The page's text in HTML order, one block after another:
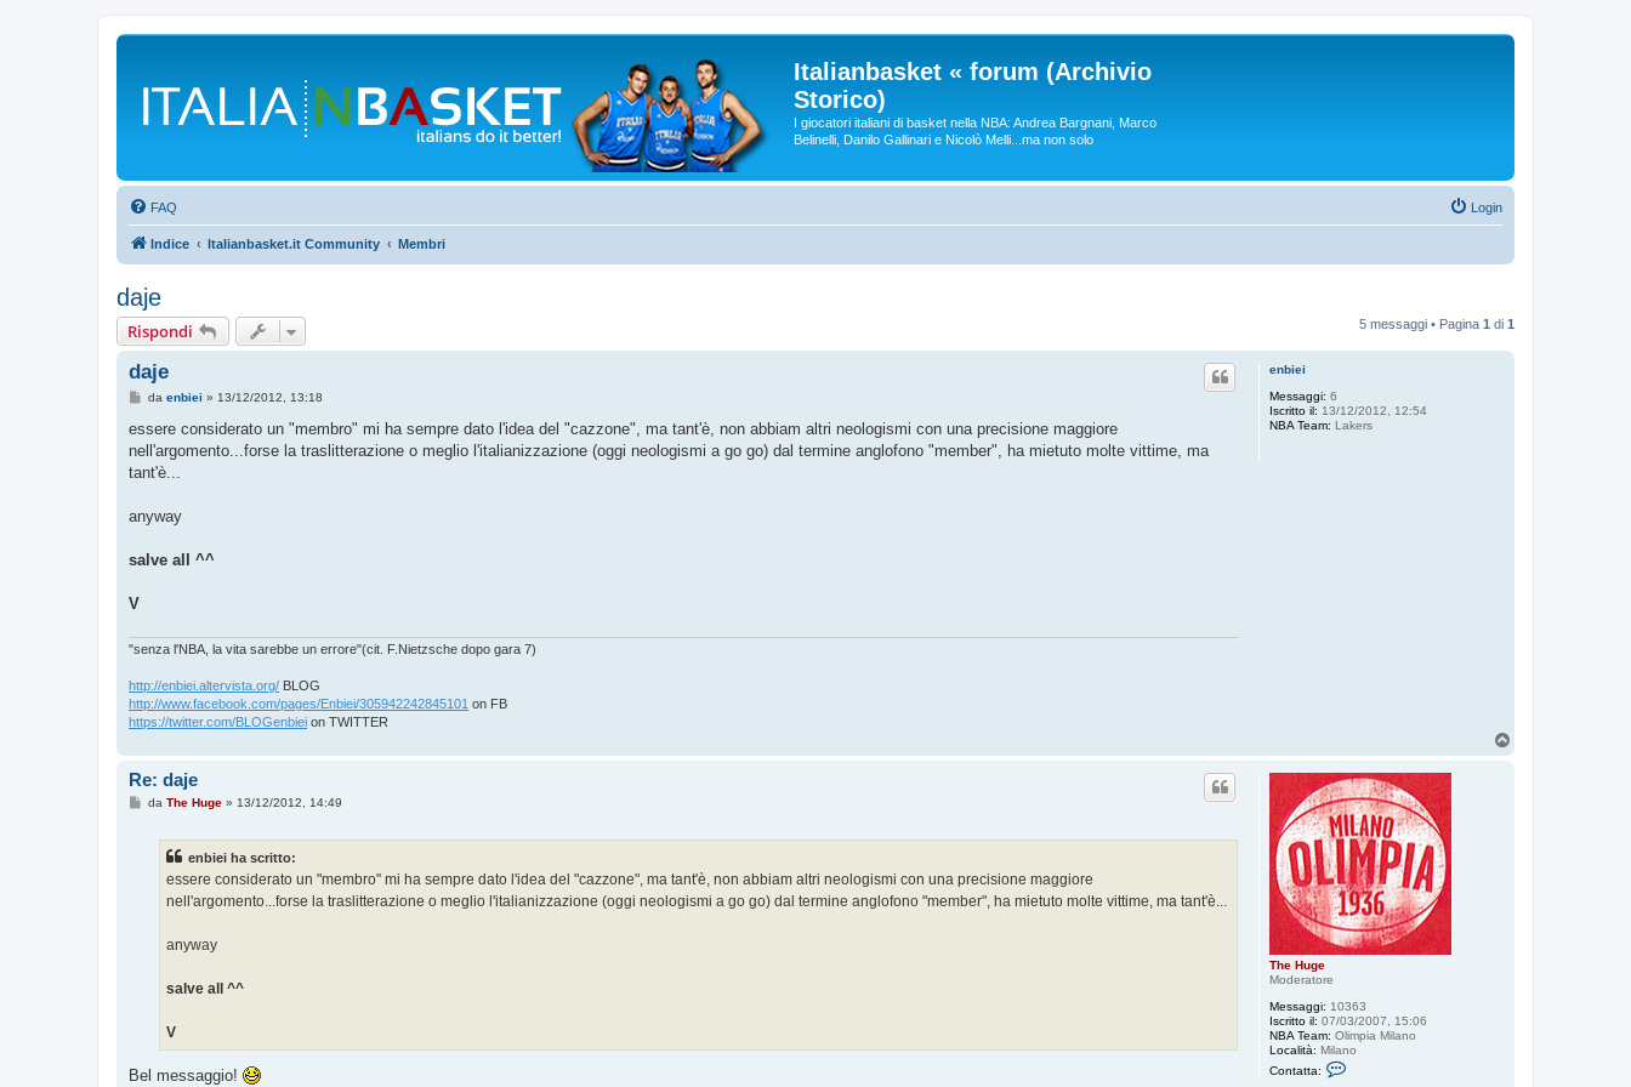
Italianbasket « forum (Archivio
Storico)
I giocatori italiani di basket nella NBA: Andrea Bargnani, Marco
Belinelli, Danilo Gallinari e Nicolò Melli...ma non solo
FAQ Login
Indice Italianbasket.it Community Membri
daje
Rispondi 5 messaggi • Pagina 1 di 1
enbiei
Messaggi: 6
Iscritto il: 13/12/2012, 12:54
NBA Team: Lakers
daje
M
s
a
g
o
da enbiei » 13/12/2012, 13:18
essere considerato un "membro" mi ha sempre dato l'idea del "cazzone", ma tant'è, non abbiam altri neologismi con una precisione maggiore
nell'argomento...forse la traslitterazione o meglio l'italianizzazione (oggi neologismi a go go) dal termine anglofono "member", ha mietuto molte vittime, ma
tant'è...
anyway
salve all ^^
V
"senza l'NBA, la vita sarebbe un errore"(cit. F.Nietzsche dopo gara 7)
http://enbiei.altervista.org/ BLOG
http://www.facebook.com/pages/Enbiei/305942242845101 on FB
https://twitter.com/BLOGenbiei on TWITTER
The Huge
Moderatore
Messaggi: 10363
Iscritto il: 07/03/2007, 15:06
NBA Team: Olimpia Milano
Località: Milano
Contatta:
Re: daje
Mda The Huge» 13/12/2012, 14:49
enbiei ha scritto:
essere considerato un "membro" mi ha sempre dato l'idea del "cazzone", ma tant'è, non abbiam altri neologismi con una precisione maggiore
nell'argomento...forse la traslitterazione o meglio l'italianizzazione (oggi neologismi a go go) dal termine anglofono "member", ha mietuto molte vittime, ma tant'è...
anyway
salve all ^^
V
Bel messaggio!